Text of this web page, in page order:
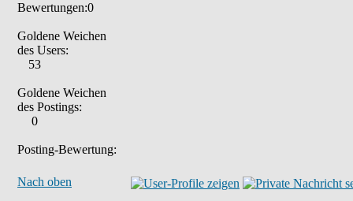
Bewertungen:0
Goldene Weichen
des Users:
53
Goldene Weichen
des Postings:
0
Posting-Bewertung:
Nach oben